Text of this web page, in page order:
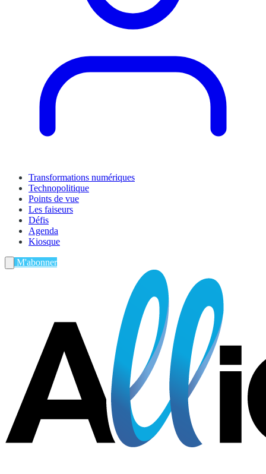
Transformations numériques
Technopolitique
Points de vue
Les faiseurs
Défis
Agenda
Kiosque
M'abonner